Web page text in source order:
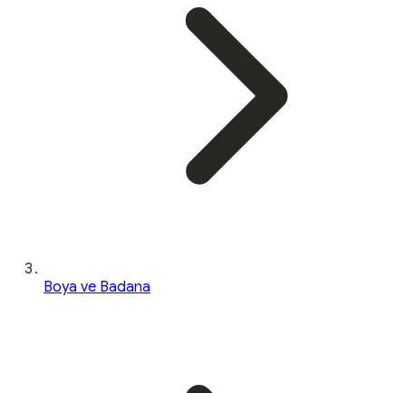
Boya ve Badana